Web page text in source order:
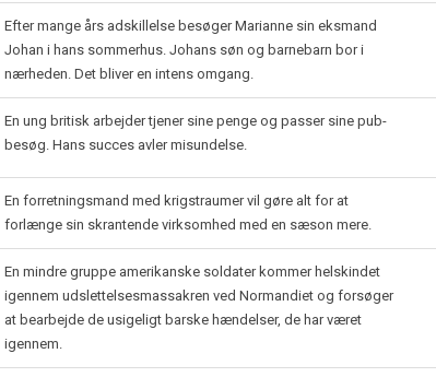
Efter mange års adskillelse besøger Marianne sin eksmand
Johan i hans sommerhus. Johans søn og barnebarn bor i
nærheden. Det bliver en intens omgang.
En ung britisk arbejder tjener sine penge og passer sine pub-
besøg. Hans succes avler misundelse.
En forretningsmand med krigstraumer vil gøre alt for at
forlænge sin skrantende virksomhed med en sæson mere.
En mindre gruppe amerikanske soldater kommer helskindet
igennem udslettelsesmassakren ved Normandiet og forsøger
at bearbejde de usigeligt barske hændelser, de har været
igennem.